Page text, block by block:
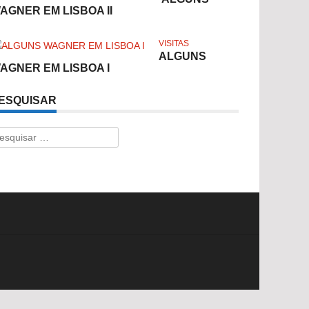
EM LISBOA II
VISITAS
ALGUNS
EM LISBOA I